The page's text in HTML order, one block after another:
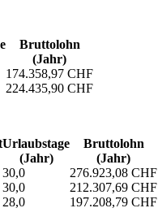
Bruttolohn
(Jahr)
174.358,97 CHF
224.435,90 CHF
Urlaubs­tage
(Jahr)
Bruttolohn
(Jahr)
30,0
276.923,08 CHF
30,0
212.307,69 CHF
28,0 197.208,79 CHF